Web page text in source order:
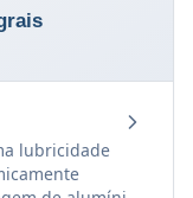
lubricidade